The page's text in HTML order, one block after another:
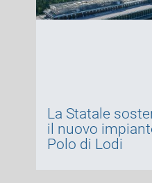
La Statale
il nuovo
Polo di Lodi